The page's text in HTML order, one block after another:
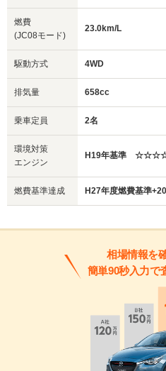
燃費
(JC08モード)
23.0km/L
駆動方式 4WD
排気量 658cc
乗車定員 2名
環境対策
エンジン
H19年基準
燃費基準達成 H27年度燃費基準
相場情報を
簡単90秒入力で